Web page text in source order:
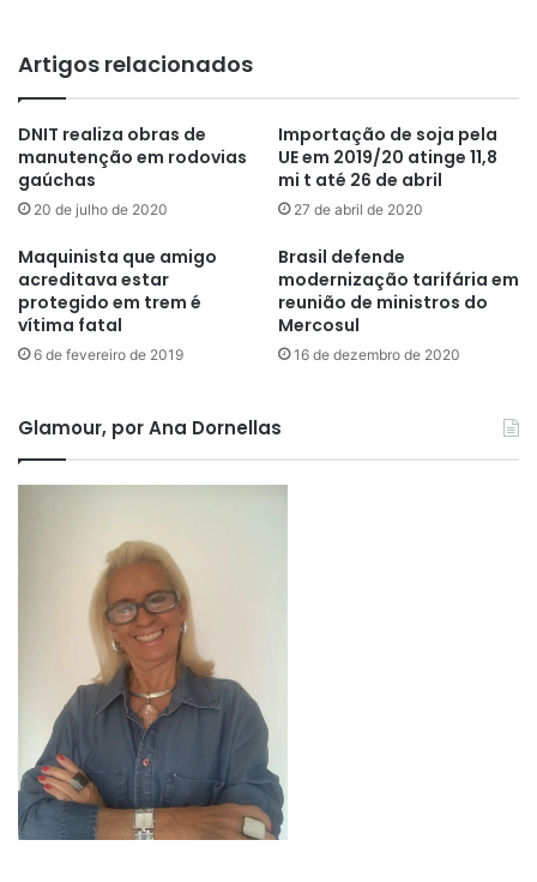
Artigos relacionados
DNIT realiza obras de
manutenção em rodovias
gaúchas
20 de julho de 2020
Importação de soja pela
UE em 2019/20 atinge 11,8
mi t até 26 de abril
27 de abril de 2020
Maquinista que amigo
acreditava estar
protegido em trem é
vítima fatal
6 de fevereiro de 2019
Brasil defende
modernização tarifária em
reunião de ministros do
Mercosul
16 de dezembro de 2020
Glamour, por Ana Dornellas